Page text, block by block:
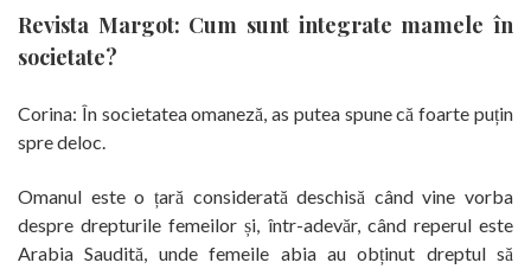
Revista Margot: Cum sunt integrate mamele în
societate?
Corina: În societatea omaneză, as putea spune că foarte puțin
spre deloc.
Omanul este o țară considerată deschisă când vine vorba
despre drepturile femeilor și, într-adevăr, când reperul este
Arabia Saudită, unde femeile abia au obținut dreptul să